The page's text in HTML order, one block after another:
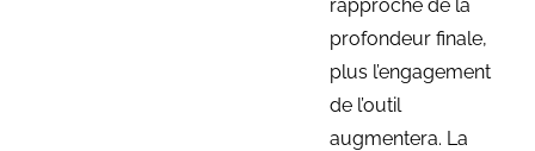
rapproche de la
profondeur finale,
plus l’engagement
de l’outil
augmentera. La